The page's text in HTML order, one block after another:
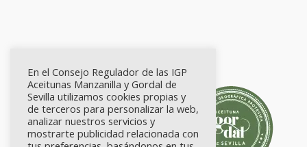
En el Consejo Regulador de las IGP
Aceitunas Manzanilla y Gordal de
Sevilla utilizamos cookies propias y
de terceros para personalizar la web,
analizar nuestros servicios y
mostrarte publicidad relacionada con